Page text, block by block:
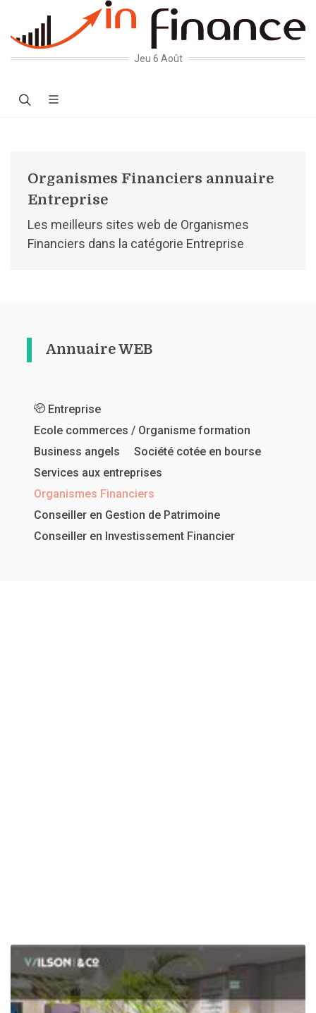
Jeu 6 Août
Organismes Financiers annuaire
Entreprise
Les meilleurs sites web de Organismes
Financiers dans la catégorie Entreprise
Annuaire WEB
Entreprise
Ecole commerces / Organisme formation
Business angels
Société cotée en bourse
Services aux entreprises
Organismes Financiers
Conseiller en Gestion de Patrimoine
Conseiller en Investissement Financier